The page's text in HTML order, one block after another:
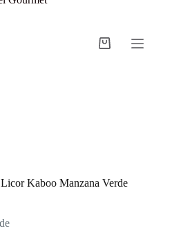
Carro
Licor Kaboo Manzana Verde